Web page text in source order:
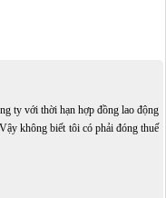
ty với thời hạn hợp đồng lao động
không biết tôi có phải đóng thuế